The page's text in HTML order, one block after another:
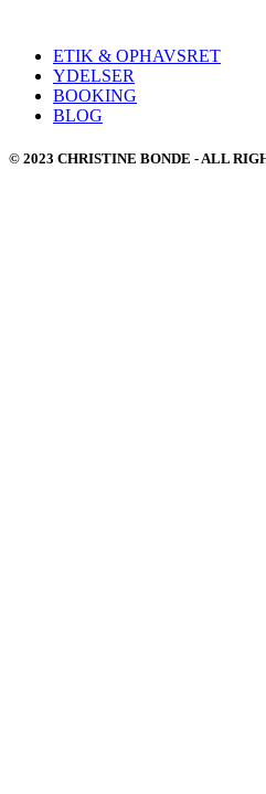
ETIK & OPHAVSRET
YDELSER
BOOKING
BLOG
© 2023 CHRISTINE BONDE - ALL